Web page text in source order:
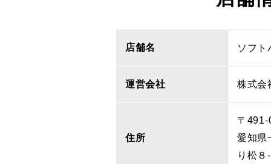
店舗名 ソフト
運営会社 株式会
住所
〒491-
愛知県
り松８